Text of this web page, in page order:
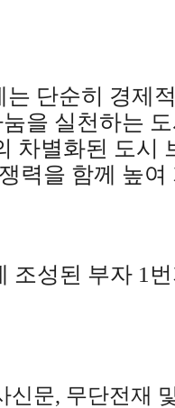
는 단순히 경제
을 실천하는
차별화된 도시
력을 함께 높여
조성된 부자 1
문, 무단전재